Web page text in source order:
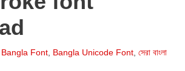
Bangla Font Bangla Unicode Font সেরা বাংলা